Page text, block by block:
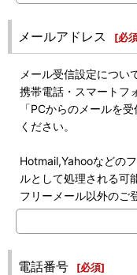
メールアドレス [必
メール受信設定につい
携帯電話・スマートフ
「PCからのメールを
ください。
Hotmail,Yahooなどの
ルとして処理される可
フリーメール以外のご
電話番号 [必須]